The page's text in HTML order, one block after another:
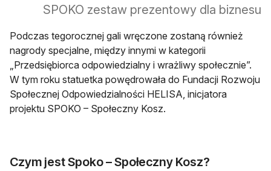
SPOKO zestaw prezentowy dla biznesu
Podczas tegorocznej gali wręczone zostaną również
nagrody specjalne, między innymi w kategorii
„Przedsiębiorca odpowiedzialny i wrażliwy społecznie”.
W tym roku statuetka powędrowała do Fundacji Rozwoju
Społecznej Odpowiedzialności HELISA, inicjatora
projektu SPOKO – Społeczny Kosz.
Czym jest Spoko – Społeczny Kosz?